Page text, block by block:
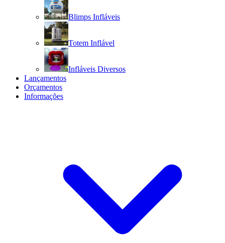
Blimps Infláveis
Totem Inflável
Infláveis Diversos
Lançamentos
Orçamentos
Informações